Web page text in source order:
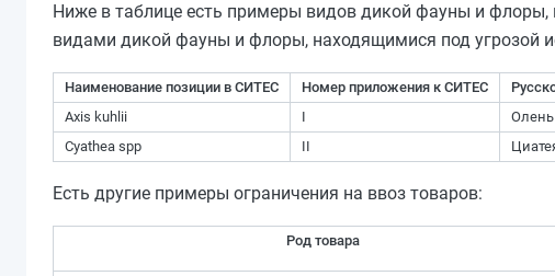
Ниже в таблице есть примеры видов дикой фауны и
видами дикой фауны и флоры, находящимися под угрозой
Наименование позиции в СИТЕС Номер приложения к СИТЕС
Axis kuhlii
I
Cyathea spp
II
Есть другие примеры ограничения на ввоз товаров:
Род товара